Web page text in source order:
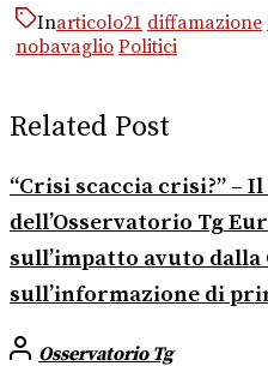
Inarticolo21 diffamazione
nobavaglio Politici
Related Post
“Crisi scaccia crisi?” –
dell’Osservatorio Tg
sull’impatto avuto
sull’informazione di
Osservatorio Tg